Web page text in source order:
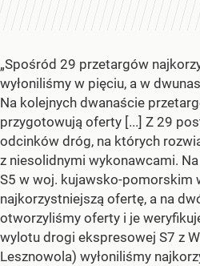
„Spośród 29 przetargów
wyłoniliśmy w pięciu, a w
Na kolejnych dwanaście
przygotowują oferty [...] Z 29
odcinków dróg, na których
z niesolidnymi wykonawcami.
S5 w woj. kujawsko-pomorskim
najkorzystniejszą ofertę, a na
otworzyliśmy oferty i je
wylotu drogi ekspresowej S7 z
Lesznowola) wyłoniliśmy